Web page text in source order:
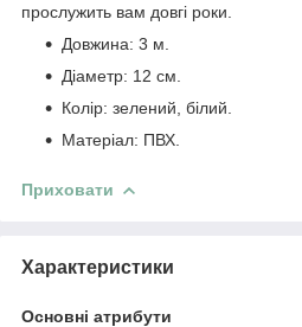
прослужить вам довгі роки.
Довжина: 3 м.
Діаметр: 12 см.
Колір: зелений, білий.
Матеріал: ПВХ.
Приховати
Характеристики
Основні атрибути